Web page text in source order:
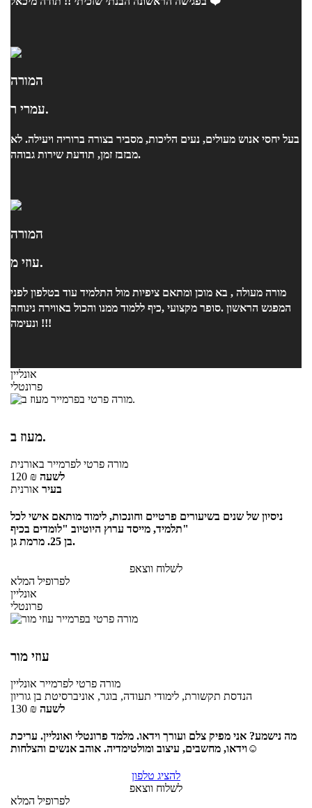
המורה
עמרי ר.
בעל יחסי אנוש מעולים, נעים הליכות, מסביר בצורה ברוריה ויעילה. לא
מבזבז זמן, תודעת שירות גבוהה.
המורה
עוזי מ.
מורה מעולה , בא מוכן ומתאם ציפיות מול התלמיד עוד בטלפון לפני
המפגש הראשון .סופר מקצועי ,כיף ללמוד ממנו והכול באווירה נינוחה
ונעימה !!!
אונליין
פרונטלי
מעוז ב.
מורה פרטי לפרמייר באורנית
120 ₪ לשעה
בעיר אורנית
ניסיון של שנים בשיעורים פרטיים וחונכות, לימוד מותאם אישי לכל
תלמיד, מייסד ערוץ היוטיוב "לומדים בכיף"
בן 25. מרמת גן.
לשלוח ווצאפ
לפרופיל המלא
אונליין
פרונטלי
עוזי מור
מורה פרטי לפרמייר אונליין
הנדסת תקשורת, לימודי תעודה, בוגר, אוניברסיטת בן גוריון
130 ₪ לשעה
מה נישמע? אני מפיק צלם ועורך וידאו. מלמד פרונטלי ואונליין. עריכת
וידאו, מחשבים, עיצוב ומולטימדיה. אוהב אנשים והצלחות☺
להציג טלפון
לשלוח ווצאפ
לפרופיל המלא